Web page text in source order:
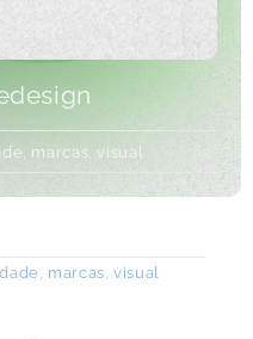
marcas ,visual
, marcas,visual